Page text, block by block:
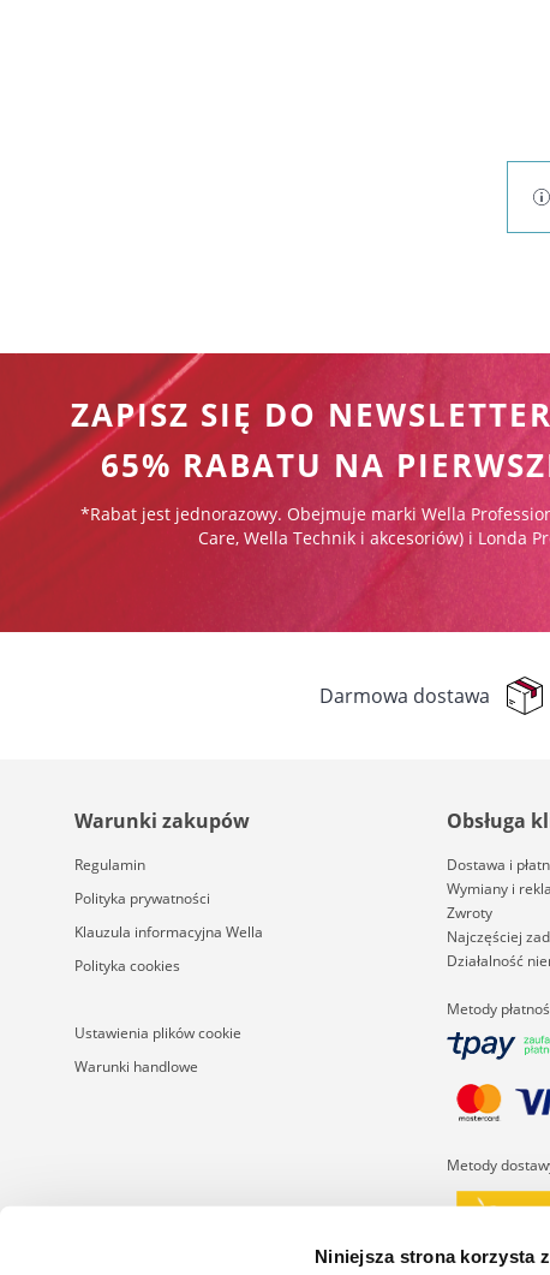
Niniejsza strona korzysta
ZAPISZ SIĘ DO
65% RABATU NA
*Rabat jest jednorazowy. Obejmuje marki Wella
Care, Wella Technik i akcesoriów) i Londa
Darmowa dostawa
Warunki zakupów
Regulamin
Polityka prywatności
Klauzula informacyjna Wella
Polityka cookies
Ustawienia plików cookie
Warunki handlowe
Obsługa
Dostawa i
Wymiany i
Zwroty
Najczęściej
Działalność
Metody
Metody